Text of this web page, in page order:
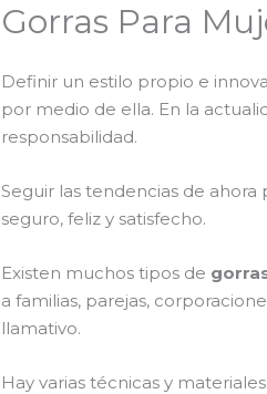
Gorras Para
Definir un estilo propio e
por medio de ella. En la
responsabilidad.
Seguir las tendencias de
seguro, feliz y satisfecho.
Existen muchos tipos de
a familias, parejas,
llamativo.
Hay varias técnicas y